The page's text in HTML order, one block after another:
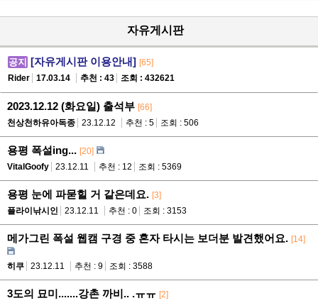
자유게시판
공지 [자유게시판 이용안내] [65]
Rider
17.03.14 추천 : 43 조회 : 432621
2023.12.12 (화요일) 출석부 [66]
천상천하유아독종
23.12.12 추천 : 5 조회 : 506
용평 폭설ing... [20]
VitalGoofy
23.12.11 추천 : 12 조회 : 5369
용평 눈에 파묻힐 거 같은데요. [3]
플라이낚시인
23.12.11 추천 : 0 조회 : 3153
메가그린 폭설 웹캠 구경 중 혼자 타시는 보더분 발견했어요. [14]
히쿠 23.12.11 추천 : 9 조회 : 3588
3도의 묘미.......강촌 까비.. .ㅠㅠ [2]